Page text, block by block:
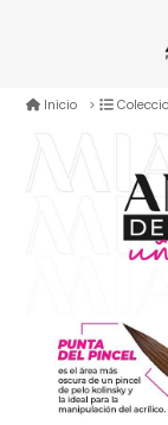
Inicio